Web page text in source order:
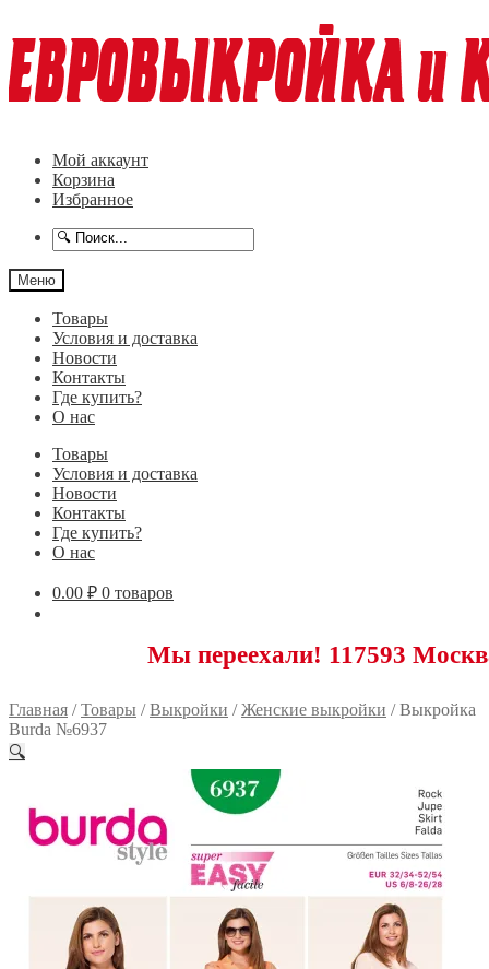
к
навигации
к
содержимому
Мой аккаунт
Корзина
Избранное
Меню
Товары
Условия и доставка
Новости
Контакты
Где купить?
О нас
Товары
Условия и доставка
Новости
Контакты
Где купить?
О нас
0.00 ₽ 0 товаров
Мы переехали! 117593 Москва,
Главная /Товары /Выкройки /Женские выкройки /Выкройка
Burda №6937
🔍